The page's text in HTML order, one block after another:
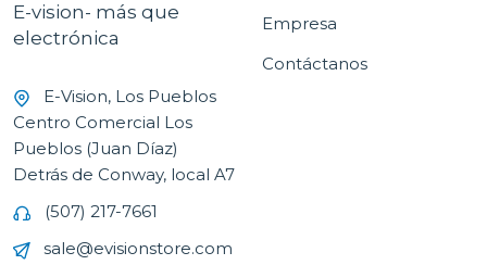
E-vision- más que
electrónica
E-Vision, Los Pueblos
Centro Comercial Los
Pueblos (Juan Díaz)
Detrás de Conway, local A7
(507) 217-7661
sale@evisionstore.com
Empresa
Contáctanos